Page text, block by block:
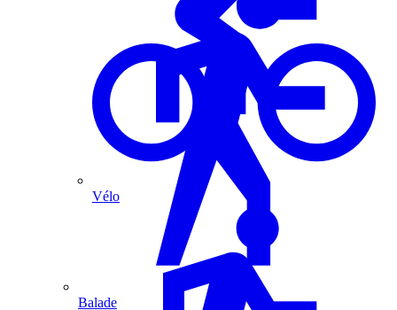
Vélo
Balade